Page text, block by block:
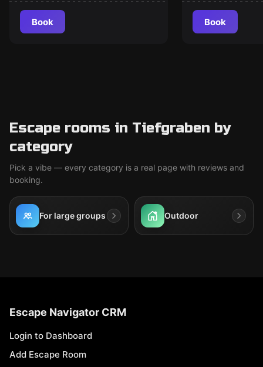
Book Book
Escape rooms in Tiefgraben by
category
Pick a vibe — every category is a real page with reviews and
booking.
For large groups Outdoor
Escape Navigator CRM
Login to Dashboard
Add Escape Room